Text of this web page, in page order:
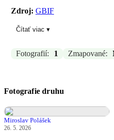
Zdroj: GBIF
Aktualizované: Laco Tábi,
Čítať viac ▾
Fotografií: 1 Zmapované:
Fotografie druhu
Miroslav Polášek
26. 5. 2026